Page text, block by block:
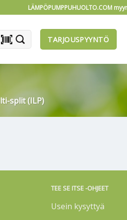
LÄMPÖPUMPPUHUOLTO.COM
barcode_scanner TARJOUSPYYNTÖ
split (ILP)
TEE SE ITSE -OHJEET
Usein kysyttyä